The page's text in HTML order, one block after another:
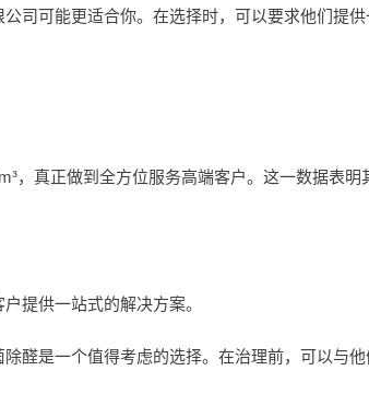
司可能更适合你。在选择时，可以要求他们提
，真正做到全方位服务高端客户。这一数据表明
提供一站式的解决方案。
醛是一个值得考虑的选择。在治理前，可以与